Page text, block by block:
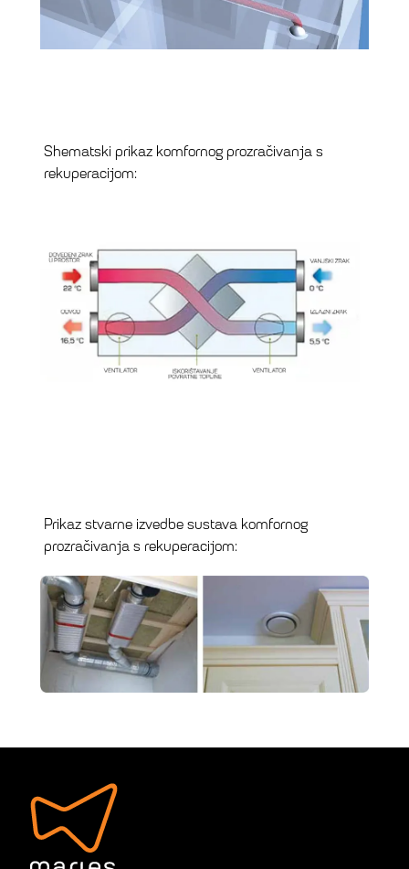
Shematski prikaz komfornog prozračivanja s
rekuperacijom:
Prikaz stvarne izvedbe sustava komfornog
prozračivanja s rekuperacijom: